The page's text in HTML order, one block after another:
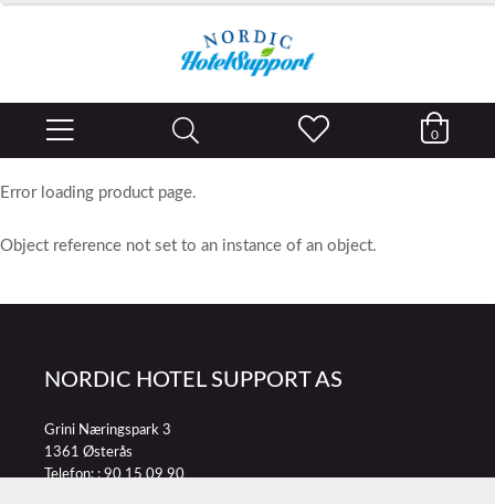
0
Error loading product page.
Object reference not set to an instance of an object.
NORDIC HOTEL SUPPORT AS
Grini Næringspark 3
1361 Østerås
Telefon: :90 15 09 90